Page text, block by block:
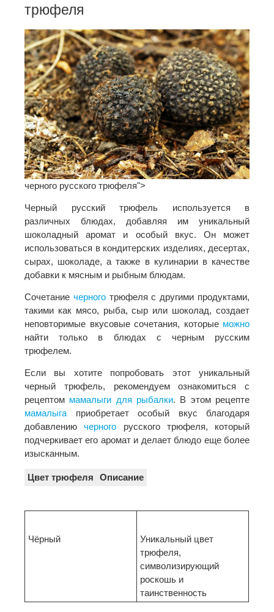
трюфеля
черного русского трюфеля">
Черный русский трюфель используется в
различных блюдах, добавляя им уникальный
шоколадный аромат и особый вкус. Он может
использоваться в кондитерских изделиях, десертах,
сырах, шоколаде, а также в кулинарии в качестве
добавки к мясным и рыбным блюдам.
Сочетание черноготрюфеля с другими продуктами,
такими как мясо, рыба, сыр или шоколад, создает
неповторимые вкусовые сочетания, которые можно
найти только в блюдах с черным русским
трюфелем.
Если вы хотите попробовать этот уникальный
черный трюфель, рекомендуем ознакомиться с
рецептом мамалыги для рыбалки. В этом рецепте
мамалыга приобретает особый вкус благодаря
добавлениючерного русского трюфеля, который
подчеркивает его аромат и делает блюдо еще более
изысканным.
Цвет трюфеля Описание
Чёрный
Уникальный цвет
трюфеля,
символизирующий
роскошь и
таинственность